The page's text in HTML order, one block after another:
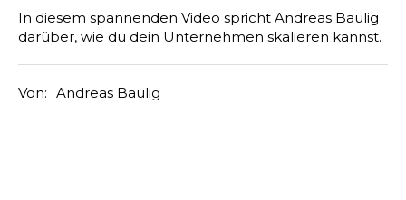
In diesem spannenden Video spricht Andreas Baulig
darüber, wie du dein Unternehmen skalieren kannst.
Von: Andreas Baulig